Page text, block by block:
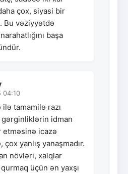
çox, siyasi bir
Bu vəziyyətdə
başa
04:10
tamamilə razı
idman
etməsinə icazə
yanlış yanaşmadır.
növləri, xalqlar
üçün ən yaxşı